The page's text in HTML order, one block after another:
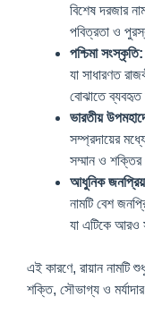
বিশেষ দরজার
পবিত্রতা ও
পশ্চিমা সংস্কৃতি:
যা সাধারণত
বোঝাতে ব্যবহৃত
ভারতীয়
সম্প্রদায়ের
সম্মান ও শক্তির
আধুনিক
নামটি বেশ
যা এটিকে আরও
এই কারণে, রায়ান নামটি
শক্তি, সৌভাগ্য ও